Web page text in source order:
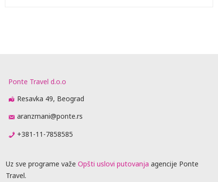
Ponte Travel d.o.o
Resavka 49, Beograd
aranzmani@ponte.rs
+381-11-7858585
Uz sve programe važe Opšti uslovi putovanja agencije Ponte
Travel.